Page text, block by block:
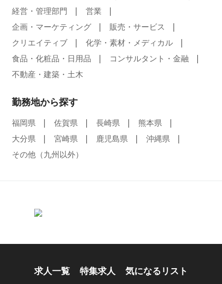
経営・管理部門
営業
企画・マーケティング
販売・サービス
クリエイティブ
化学・素材・メディカル
食品・化粧品・日用品
コンサルタント・金融
不動産・建築・土木
勤務地から探す
福岡県 佐賀県 長崎県
熊本県
大分県
宮崎県 鹿児島県
沖縄県
その他（九州以外）
求人一覧 特集求人
気になるリスト